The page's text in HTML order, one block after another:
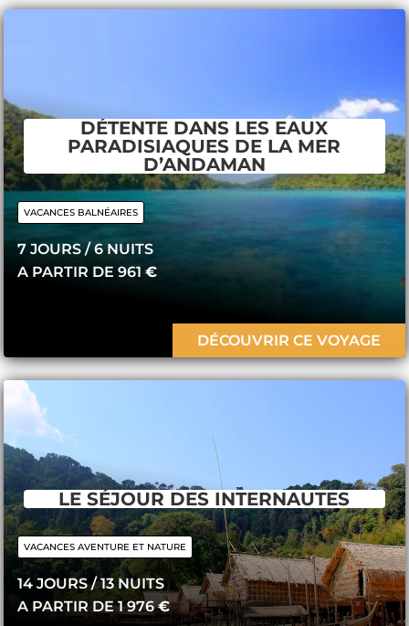
DÉTENTE DANS LES EAUX
PARADISIAQUES DE LA MER
D’ANDAMAN
VACANCES BALNÉAIRES
7 JOURS / 6 ​NUITS
A PARTIR DE 961€
DÉCOUVRIR CE VOYAGE
LE SÉJOUR DES INTERNAUTES
VACANCES AVENTURE ET NATURE
14 JOURS / 13 ​NUITS
A PARTIR DE 1 976€